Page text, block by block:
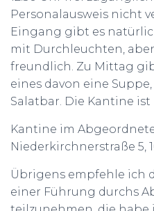
Personalausweis nicht
Eingang gibt es
mit Durchleuchten,
freundlich. Zu Mittag
eines davon eine
Salatbar. Die Kantine ist
Kantine im
Niederkirchnerstraße 5,
Übrigens empfehle ich
einer Führung durchs